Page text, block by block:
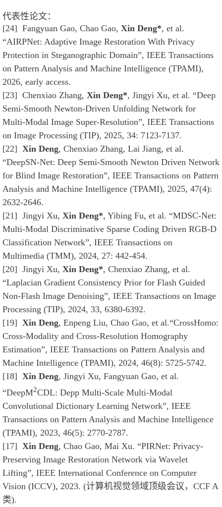
代表性论文：
[24] Fangyuan Gao, Chao Gao, Xin Deng*, et al.
“AIRPNet: Adaptive Image Restoration With Privacy
Protection in Steganographic Domain”, IEEE Transactions
on Pattern Analysis and Machine Intelligence (TPAMI),
2026, early access.
[23] Chenxiao Zhang, Xin Deng*, Jingyi Xu, et al. “Deep
Semi-Smooth Newton-Driven Unfolding Network for
Multi-Modal Image Super-Resolution”, IEEE Transactions
on Image Processing (TIP), 2025, 34: 7123-7137.
[22] Xin Deng, Chenxiao Zhang, Lai Jiang, et al.
“DeepSN-Net: Deep Semi-Smooth Newton Driven Network
for Blind Image Restoration”, IEEE Transactions on Pattern
Analysis and Machine Intelligence (TPAMI), 2025, 47(4):
2632-2646.
[21] Jingyi Xu, Xin Deng*, Yibing Fu, et al. “MDSC-Net:
Multi-Modal Discriminative Sparse Coding Driven RGB-D
Classification Network”, IEEE Transactions on
Multimedia (TMM), 2024, 27: 442-454.
[20] Jingyi Xu, Xin Deng*, Chenxiao Zhang, et al.
“Laplacian Gradient Consistency Prior for Flash Guided
Non-Flash Image Denoising”, IEEE Transactions on Image
Processing (TIP), 2024, 33, 6380-6392.
[19] Xin Deng, Enpeng Liu, Chao Gao, et al.“CrossHomo:
Cross-Modality and Cross-Resolution Homography
Estimation”, IEEE Transactions on Pattern Analysis and
Machine Intelligence (TPAMI), 2024, 46(8): 5725-5742.
[18] Xin Deng, Jingyi Xu, Fangyuan Gao, et al.
“DeepM2CDL: Depp Multi-Scale Multi-Modal
Convolutional Dictionary Learning Network”, IEEE
Transactions on Pattern Analysis and Machine Intelligence
(TPAMI), 2023, 46(5): 2770-2787.
[17] Xin Deng, Chao Gao, Mai Xu. “PIRNet: Privacy-
Preserving Image Restoration Network via Wavelet
Lifting”, IEEE International Conference on Computer
Vision (ICCV), 2023. (计算机视觉领域顶级会议，CCF A
类).